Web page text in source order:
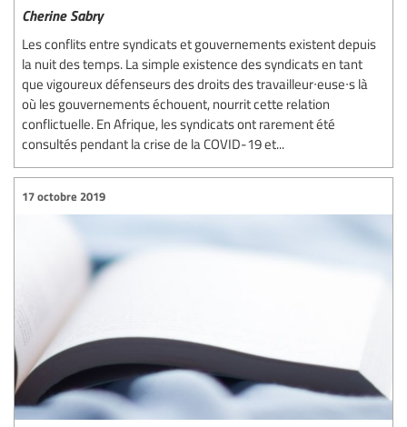
Cherine Sabry
Les conflits entre syndicats et gouvernements existent depuis
la nuit des temps. La simple existence des syndicats en tant
que vigoureux défenseurs des droits des travailleur∙euse∙s là
où les gouvernements échouent, nourrit cette relation
conflictuelle. En Afrique, les syndicats ont rarement été
consultés pendant la crise de la COVID-19 et...
17 octobre 2019